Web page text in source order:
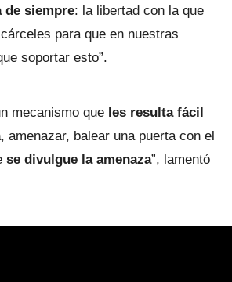
de siempre: la libertad con la que
para que en nuestras
soportar esto”.
mecanismo que les resulta fácil
, amenazar, balear una puerta con el
se divulgue la amenaza”, lamentó